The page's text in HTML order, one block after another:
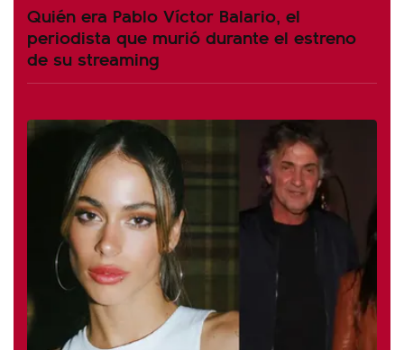
Quién era Pablo Víctor Balario, el
periodista que murió durante el estreno
de su streaming